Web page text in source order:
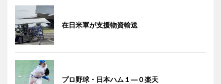
在日米軍が支援物資輸送
プロ野球・日本ハム１―０楽天